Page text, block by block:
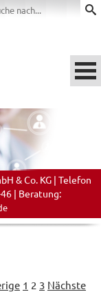
& Co. KG | Telefon
| Beratung:
1 2 3 Nächste